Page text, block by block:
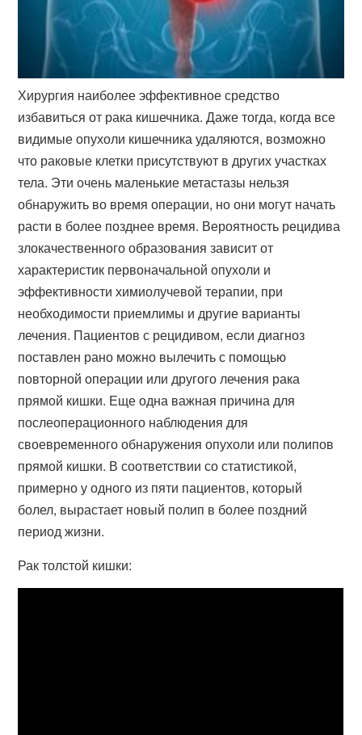
Хирургия наиболее эффективное средство
избавиться от рака кишечника. Даже тогда, когда все
видимые опухоли кишечника удаляются, возможно
что раковые клетки присутствуют в других участках
тела. Эти очень маленькие метастазы нельзя
обнаружить во время операции, но они могут начать
расти в более позднее время. Вероятность рецидива
злокачественного образования зависит от
характеристик первоначальной опухоли и
эффективности химиолучевой терапии, при
необходимости приемлимы и другие варианты
лечения. Пациентов с рецидивом, если диагноз
поставлен рано можно вылечить с помощью
повторной операции или другого лечения рака
прямой кишки. Еще одна важная причина для
послеоперационного наблюдения для
своевременного обнаружения опухоли или полипов
прямой кишки. В соответствии со статистикой,
примерно у одного из пяти пациентов, который
болел, вырастает новый полип в более поздний
период жизни.
Рак толстой кишки: